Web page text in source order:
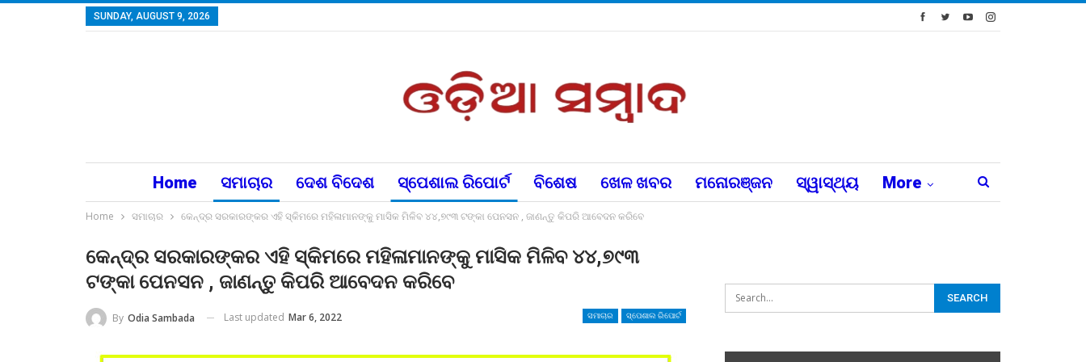
SUNDAY, AUGUST 9, 2026
Home ସମାଚାର ଦେଶ ବିଦେଶ ସ୍ପେଶାଲ ରିପୋର୍ଟ ବିଶେଷ ଖେଳ ଖବର ମନୋରଞ୍ଜନ ସ୍ୱାସ୍ଥ୍ୟ More
Home ସମାଚାର କେନ୍ଦ୍ର ସରକାରଙ୍କର ଏହି ସ୍କିମରେ ମହିଳାମାନଙ୍କୁ ମାସିକ ମିଳିବ ୪୪,୭୯୩ ଟଙ୍କା ପେନସନ , ଜାଣନ୍ତୁ କିପରି ଆବେଦନ କରିବେ
କେନ୍ଦ୍ର ସରକାରଙ୍କର ଏହି ସ୍କିମରେ ମହିଳାମାନଙ୍କୁ ମାସିକ ମିଳିବ ୪୪,୭୯୩
ଟଙ୍କା ପେନସନ , ଜାଣନ୍ତୁ କିପରି ଆବେଦନ କରିବେ
ସମାଚାର ସ୍ପେଶାଲ ରିପୋର୍ଟ
By Odia Sambada Last updated Mar 6, 2022